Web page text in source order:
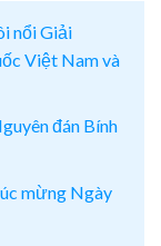
nổi Giải
Việt Nam và
đán Bính
mừng Ngày